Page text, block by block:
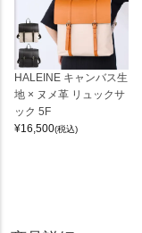
HALEINE キャンバス生
地 × ヌメ革 リュックサ
ック 5F
¥16,500(税込)